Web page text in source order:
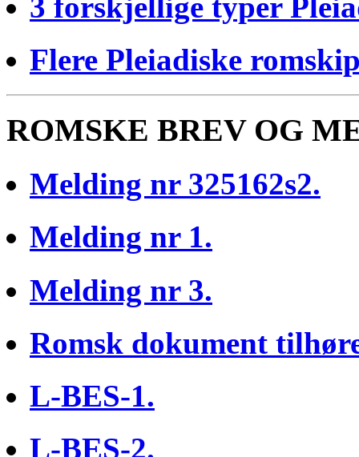
Flere Pleiadiske
ROMSKE BREV OG
Melding nr 325162s2.
Melding nr 1.
Melding nr 3.
Romsk dokument
L-BES-1.
L-BES-2.